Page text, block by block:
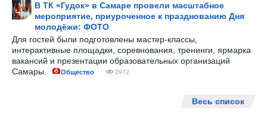
В ТК «Гудок» в Самаре провели масштабное
мероприятие, приуроченное к празднованию Дня
молодёжи: ФОТО
Для гостей были подготовлены мастер-классы,
интерактивные площадки, соревнования, тренинги, ярмарка
вакансий и презентации образовательных организаций
Самары.
Общество 2972
Весь список